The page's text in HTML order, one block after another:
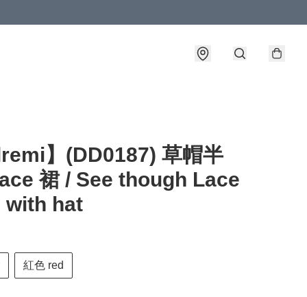
】(DD0187) 草帽半
裙 / See though Lace
with hat
紅色 red